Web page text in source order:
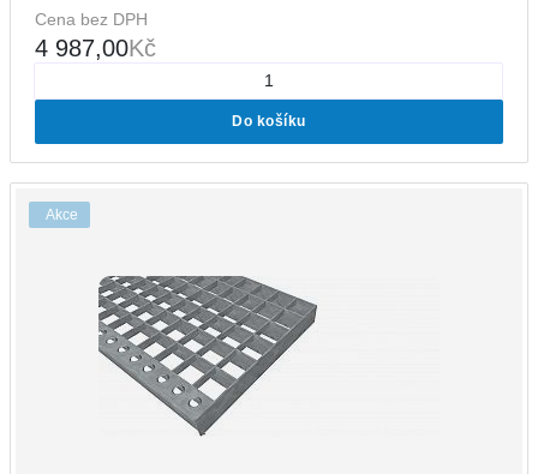
Cena bez DPH
4 987,00Kč
Do košíku
Akce